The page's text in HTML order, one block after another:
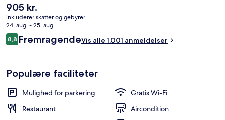
Den
nuværende
pris
er
905 kr.
905 kr.
inkluderer skatter og gebyrer
24. aug. - 25. aug.
Anmeldelser
8,88,8 ud af 10.
FremragendeVis alle 1.001 anmeldelser
Populære faciliteter
Mulighed for parkering
Gratis Wi-Fi
Restaurant
Aircondition